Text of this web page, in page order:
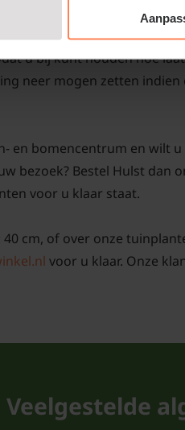
tuinplanten onderweg zijn
tijdsblok van aankomst
u bij kunt houden hoe
neer mogen zetten
en bomencentrum en wilt
bezoek? Bestel Hulst dan
voor u klaar staat.
cm, of over onze
voor u klaar. Onze
Veelgestelde